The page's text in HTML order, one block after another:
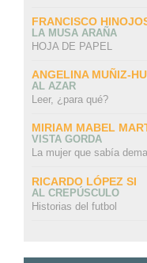
FRANCISCO
LA MUSA ARAÑA
HOJA DE PAPEL
ANGELINA MUÑIZ-
AL AZAR
Leer, ¿para qué?
MIRIAM MABEL
VISTA GORDA
La mujer que sabía
RICARDO LÓPEZ SI
AL CREPÚSCULO
Historias del futbol